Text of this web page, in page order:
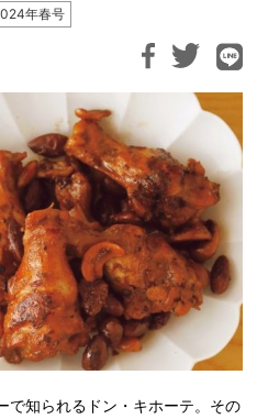
年春号
で知られるドン・キホーテ。その